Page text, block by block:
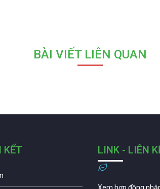
BÀI VIẾT LIÊN QUAN
KẾT LINK - LIÊN